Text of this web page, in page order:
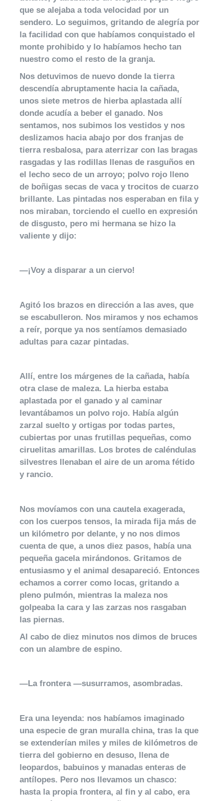
que se alejaba a toda velocidad por un
sendero. Lo seguimos, gritando de alegría por
la facilidad con que habíamos conquistado el
monte prohibido y lo habíamos hecho tan
nuestro como el resto de la granja.
Nos detuvimos de nuevo donde la tierra
descendía abruptamente hacia la cañada,
unos siete metros de hierba aplastada allí
donde acudía a beber el ganado. Nos
sentamos, nos subimos los vestidos y nos
deslizamos hacia abajo por dos franjas de
tierra resbalosa, para aterrizar con las bragas
rasgadas y las rodillas llenas de rasguños en
el lecho seco de un arroyo; polvo rojo lleno
de boñigas secas de vaca y trocitos de cuarzo
brillante. Las pintadas nos esperaban en fila y
nos miraban, torciendo el cuello en expresión
de disgusto, pero mi hermana se hizo la
valiente y dijo:
—¡Voy a disparar a un ciervo!
Agitó los brazos en dirección a las aves, que
se escabulleron. Nos miramos y nos echamos
a reír, porque ya nos sentíamos demasiado
adultas para cazar pintadas.
Allí, entre los márgenes de la cañada, había
otra clase de maleza. La hierba estaba
aplastada por el ganado y al caminar
levantábamos un polvo rojo. Había algún
zarzal suelto y ortigas por todas partes,
cubiertas por unas frutillas pequeñas, como
ciruelitas amarillas. Los brotes de caléndulas
silvestres llenaban el aire de un aroma fétido
y rancio.
Nos movíamos con una cautela exagerada,
con los cuerpos tensos, la mirada fija más de
un kilómetro por delante, y no nos dimos
cuenta de que, a unos diez pasos, había una
pequeña gacela mirándonos. Gritamos de
entusiasmo y el animal desapareció. Entonces
echamos a correr como locas, gritando a
pleno pulmón, mientras la maleza nos
golpeaba la cara y las zarzas nos rasgaban
las piernas.
Al cabo de diez minutos nos dimos de bruces
con un alambre de espino.
—La frontera —susurramos, asombradas.
Era una leyenda: nos habíamos imaginado
una especie de gran muralla china, tras la que
se extenderían miles y miles de kilómetros de
tierra del gobierno en desuso, llena de
leopardos, babuinos y manadas enteras de
antílopes. Pero nos llevamos un chasco:
hasta la propia frontera, al fin y al cabo, era